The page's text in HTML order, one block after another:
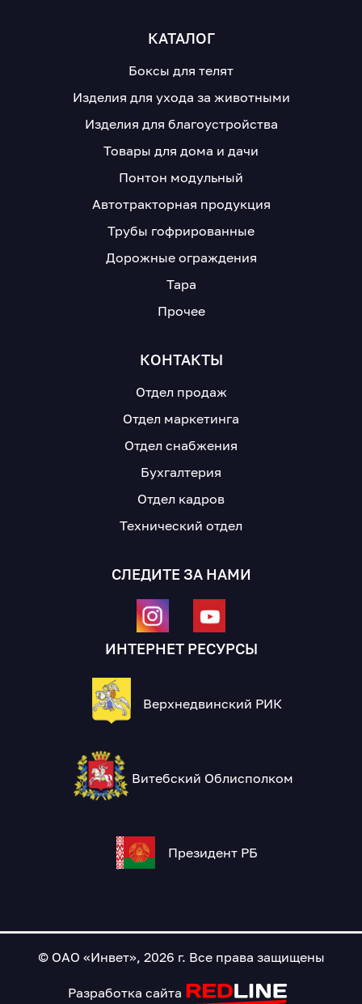
КАТАЛОГ
Боксы для телят
Изделия для ухода за животными
Изделия для благоустройства
Товары для дома и дачи
Понтон модульный
Автотракторная продукция
Трубы гофрированные
Дорожные ограждения
Тара
Прочее
КОНТАКТЫ
Отдел продаж
Отдел маркетинга
Отдел снабжения
Бухгалтерия
Отдел кадров
Технический отдел
СЛЕДИТЕ ЗА НАМИ
ИНТЕРНЕТ РЕСУРСЫ
Верхнедвинский РИК
Витебский Облисполком
Президент РБ
© ОАО «Инвет», 2026 г. Все права защищены
Разработка сайта